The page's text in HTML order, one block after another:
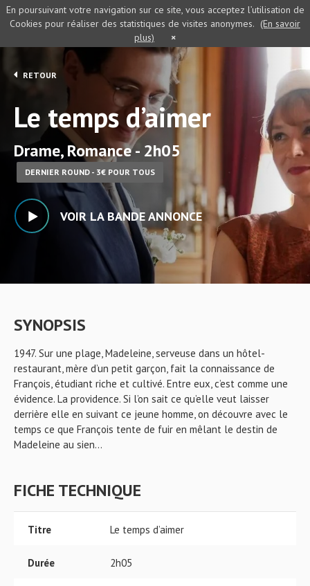
RETOUR
Le temps d’aimer
Drame, Romance - 2h05
DERNIER ROUND - 3€ POUR TOUS
VOIR LA BANDE ANNONCE
SYNOPSIS
1947. Sur une plage, Madeleine, serveuse dans un hôtel-
restaurant, mère d’un petit garçon, fait la connaissance de
François, étudiant riche et cultivé. Entre eux, c’est comme une
évidence. La providence. Si l’on sait ce qu’elle veut laisser
derrière elle en suivant ce jeune homme, on découvre avec le
temps ce que François tente de fuir en mêlant le destin de
Madeleine au sien...
FICHE TECHNIQUE
Titre Le temps d’aimer
Durée 2h05
En poursuivant votre navigation sur ce site, vous acceptez l’utilisation de
Cookies pour réaliser des statistiques de visites anonymes. (En savoir
plus)
×